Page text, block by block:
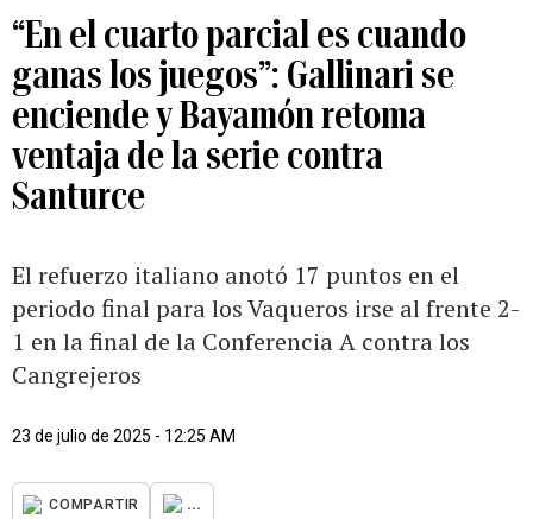
“En el cuarto parcial es cuando
ganas los juegos”: Gallinari se
enciende y Bayamón retoma
ventaja de la serie contra
Santurce
El refuerzo italiano anotó 17 puntos en el
periodo final para los Vaqueros irse al frente 2-
1 en la final de la Conferencia A contra los
Cangrejeros
23 de julio de 2025 - 12:25 AM
COMPARTIR ...